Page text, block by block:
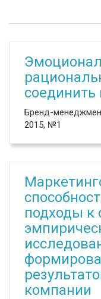
Бренд-
2015, №1
подходы к
компании